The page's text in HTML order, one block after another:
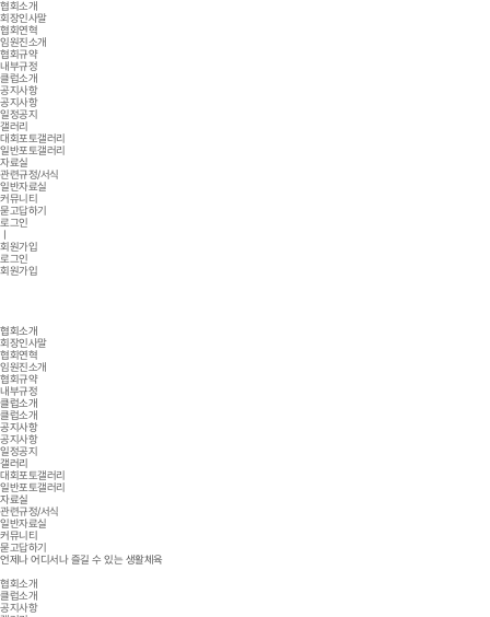
협회소개
회장인사말
협회연혁
임원진소개
협회규약
내부규정
클럽소개
공지사항
공지사항
일정공지
갤러리
대회포토갤러리
일반포토갤러리
자료실
관련규정/서식
일반자료실
커뮤니티
묻고답하기
로그인
ㅣ
회원가입
로그인
회원가입
협회소개
회장인사말
협회연혁
임원진소개
협회규약
내부규정
클럽소개
클럽소개
공지사항
공지사항
일정공지
갤러리
대회포토갤러리
일반포토갤러리
자료실
관련규정/서식
일반자료실
커뮤니티
묻고답하기
언제나 어디서나 즐길 수 있는 생활체육
협회소개
클럽소개
공지사항